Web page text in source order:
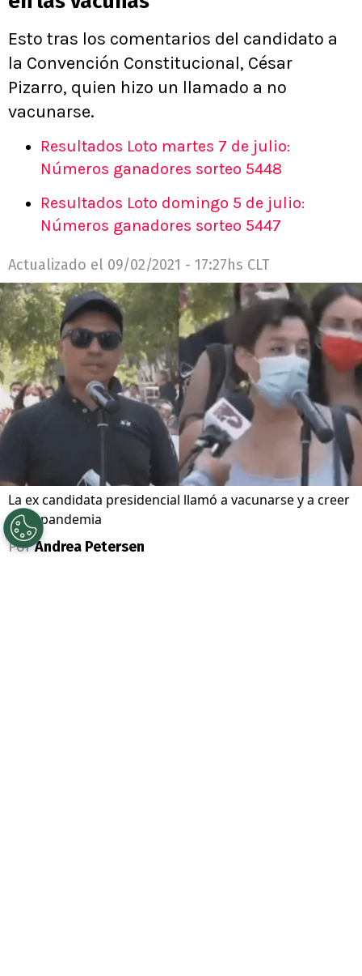
Esto tras los comentarios del candidato a
la Convención Constitucional, César
Pizarro, quien hizo un llamado a no
vacunarse.
Resultados Loto martes 7 de julio:
Números ganadores sorteo 5448
Resultados Loto domingo 5 de julio:
Números ganadores sorteo 5447
Actualizado el 09/02/2021 - 17:27hs CLT
La ex candidata presidencial llamó a vacunarse y a creer
en la pandemia
Por Andrea Petersen